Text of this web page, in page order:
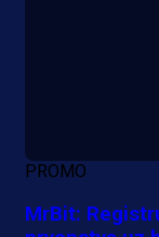
PROMO
MrBit: